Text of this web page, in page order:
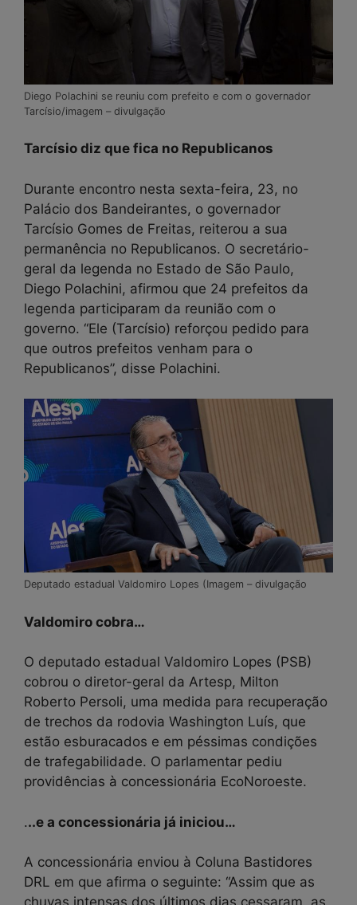
Diego Polachini se reuniu com prefeito e com o governador
Tarcísio/imagem – divulgação
Tarcísio diz que fica no Republicanos
Durante encontro nesta sexta-feira, 23, no
Palácio dos Bandeirantes, o governador
Tarcísio Gomes de Freitas, reiterou a sua
permanência no Republicanos. O secretário-
geral da legenda no Estado de São Paulo,
Diego Polachini, afirmou que 24 prefeitos da
legenda participaram da reunião com o
governo. “Ele (Tarcísio) reforçou pedido para
que outros prefeitos venham para o
Republicanos”, disse Polachini.
Deputado estadual Valdomiro Lopes (Imagem – divulgação
Valdomiro cobra…
O deputado estadual Valdomiro Lopes (PSB)
cobrou o diretor-geral da Artesp, Milton
Roberto Persoli, uma medida para recuperação
de trechos da rodovia Washington Luís, que
estão esburacados e em péssimas condições
de trafegabilidade. O parlamentar pediu
providências à concessionária EcoNoroeste.
...e a concessionária já iniciou…
A concessionária enviou à Coluna Bastidores
DRL em que afirma o seguinte: “Assim que as